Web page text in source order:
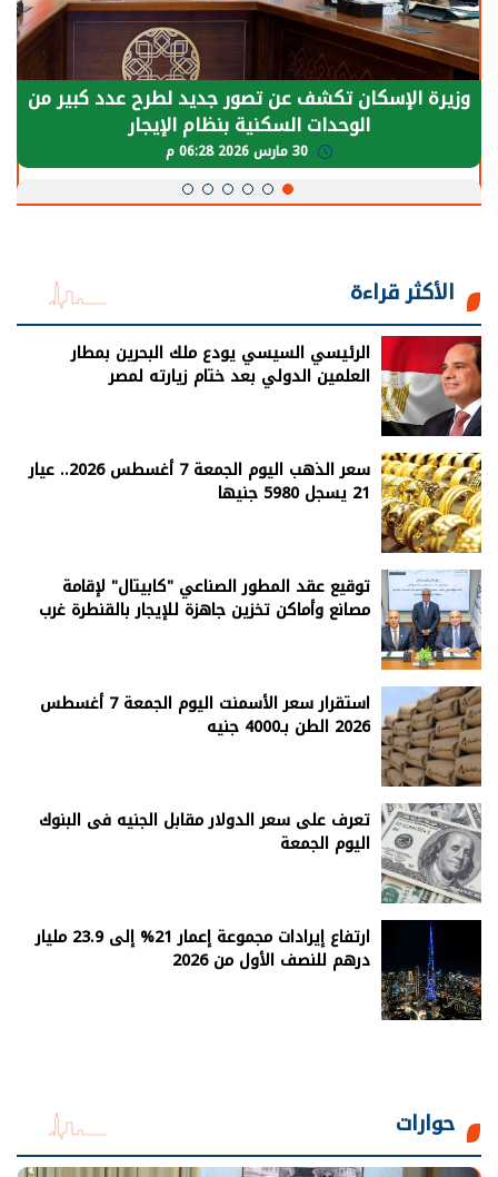
الرئيس السيسي: توقف الأنشطة في قطاع الطاقة
يحتاج إلى سنوات لعودة معدلات الإنتاج الطبيعية
الأكثر قراءة
الرئيسي السيسي يودع ملك البحرين بمطار
العلمين الدولي بعد ختام زيارته لمصر
سعر الذهب اليوم الجمعة 7 أغسطس 2026.. عيار
21 يسجل 5980 جنيها
توقيع عقد المطور الصناعي "كابيتال" لإقامة
مصانع وأماكن تخزين جاهزة للإيجار بالقنطرة غرب
استقرار سعر الأسمنت اليوم الجمعة 7 أغسطس
2026 الطن بـ4000 جنيه
تعرف على سعر الدولار مقابل الجنيه فى البنوك
اليوم الجمعة
ارتفاع إيرادات مجموعة إعمار 21% إلى 23.9 مليار
درهم للنصف الأول من 2026
حوارات